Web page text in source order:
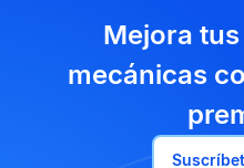
Mejora
mecánicas